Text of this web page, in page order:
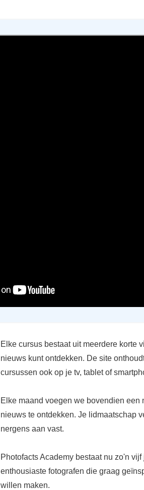
Elke cursus bestaat uit meerdere korte
nieuws kunt ontdekken. De site
cursussen ook op je tv, tablet of
Elke maand voegen we bovendien
nieuws te ontdekken. Je lidmaatschap
nergens aan vast.
Photofacts Academy bestaat nu zo'n
enthousiaste fotografen die graag
willen maken.